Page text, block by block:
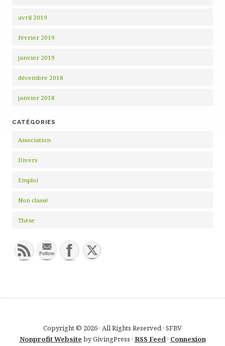
avril 2019
février 2019
janvier 2019
décembre 2018
janvier 2018
CATÉGORIES
Association
Divers
Emploi
Non classé
Thèse
Copyright © 2026 · All Rights Reserved · SFBV
Nonprofit Website by GivingPress · RSS Feed· Connexion